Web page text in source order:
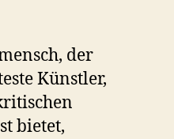
der
Künstler,
bietet,